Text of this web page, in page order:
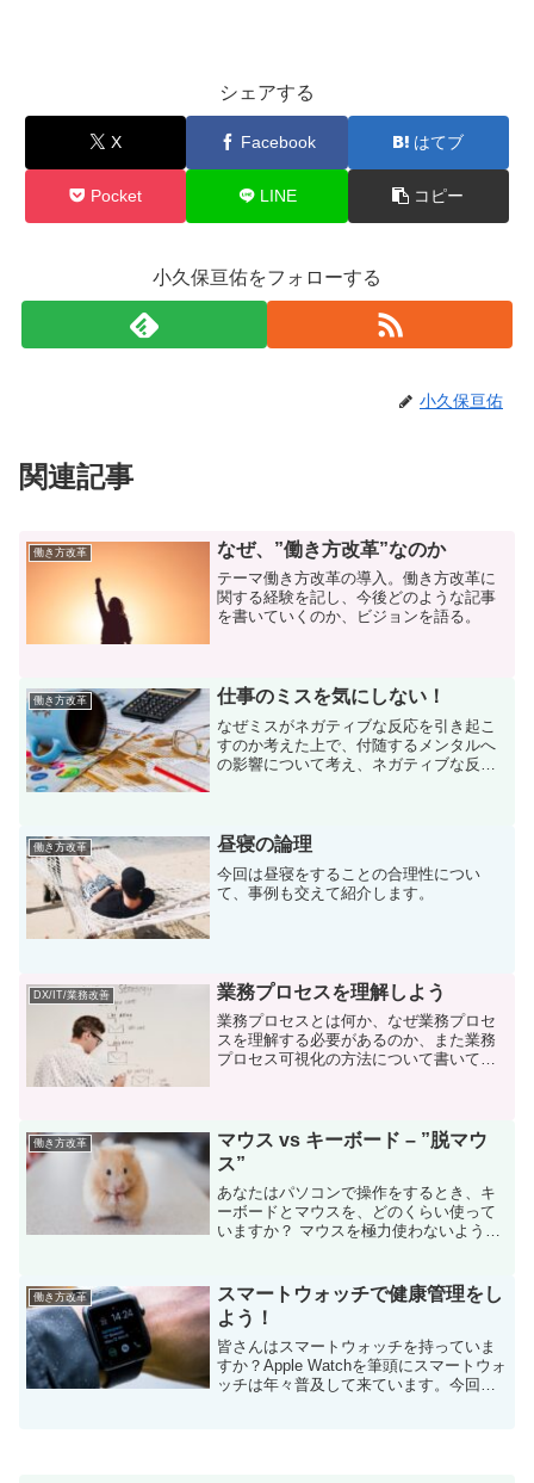
シェアする
X Facebook はてブ
Pocket LINE コピー
小久保亘佑をフォローする
小久保亘佑
関連記事
働き方改革 なぜ、”働き方改革”なのか
テーマ働き方改革の導入。働き方改革に
関する経験を記し、今後どのような記事
を書いていくのか、ビジョンを語る。
働き方改革 仕事のミスを気にしない！
なぜミスがネガティブな反応を引き起こ
すのか考えた上で、付随するメンタルへ
の影響について考え、ネガティブな反応
働き方改革 昼寝の論理
今回は昼寝をすることの合理性につい
て、事例も交えて紹介します。
DX/IT/業務改善 業務プロセスを理解しよう
業務プロセスとは何か、なぜ業務プロセ
スを理解する必要があるのか、また業務
プロセス可視化の方法について書いてい
働き方改革
マウス vs キーボード – ”脱マウ
ス”
あなたはパソコンで操作をするとき、キ
ーボードとマウスを、どのくらい使って
いますか？ マウスを極力使わないように
り上げられません。 そこで今回は、な
ぜ"脱マウス"なのか、書いていきます。
働き方改革
スマートウォッチで健康管理をし
よう！
皆さんはスマートウォッチを持っていま
すか？Apple Watchを筆頭にスマートウォ
ッチは年々普及して来ています。今回は